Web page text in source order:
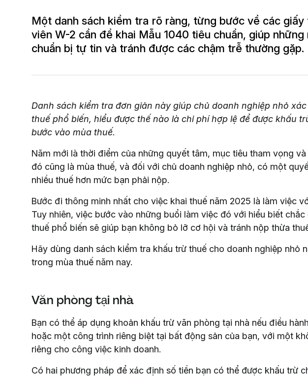
Một danh sách kiểm tra rõ ràng, từng bước về các giấy
viên W-2 cần để khai Mẫu 1040 tiêu chuẩn, giúp những
chuẩn bị tự tin và tránh được các chậm trễ thường gặp.
Danh sách kiểm tra đơn giản này giúp chủ doanh nghiệp nhỏ
thuế phổ biến, hiểu được thế nào là chi phí hợp lệ để được khấu
bước vào mùa thuế.
Năm mới là thời điểm của những quyết tâm, mục tiêu tham vọng
đó cũng là mùa thuế, và đối với chủ doanh nghiệp nhỏ, có một
nhiều thuế hơn mức bạn phải nộp.
Bước đi thông minh nhất cho việc khai thuế năm 2025 là làm việc
Tuy nhiên, việc bước vào những buổi làm việc đó với hiểu biết
thuế phổ biến sẽ giúp bạn không bỏ lỡ cơ hội và tránh nộp thừa
Hãy dùng danh sách kiểm tra khấu trừ thuế cho doanh nghiệp nhỏ
trong mùa thuế năm nay.
Văn phòng tại nhà
Bạn có thể áp dụng khoản khấu trừ văn phòng tại nhà nếu điều
hoặc một công trình riêng biệt tại bất động sản của bạn, với một
riêng cho công việc kinh doanh.
Có hai phương pháp để xác định số tiền bạn có thể được khấu trừ